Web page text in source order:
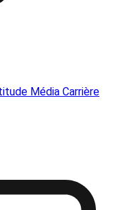
Média Carrière